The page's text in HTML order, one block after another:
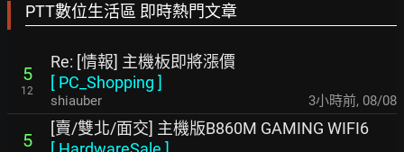
PTT數位生活區 即時熱門文章
5
12
Re: [情報] 主機板即將漲價
[ PC_Shopping ]
shiauber 3小時前, 08/08
5
[賣/雙北/面交] 主機版B860M GAMING WIFI6